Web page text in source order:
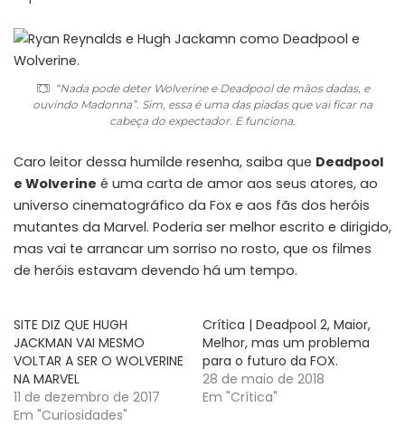
“Nada pode deter Wolverine e Deadpool de mãos dadas, e
ouvindo Madonna”. Sim, essa é uma das piadas que vai ficar na
cabeça do expectador. E funciona.
Caro leitor dessa humilde resenha, saiba que Deadpool
e Wolverine é uma carta de amor aos seus atores, ao
universo cinematográfico da Fox e aos fãs dos heróis
mutantes da Marvel. Poderia ser melhor escrito e dirigido,
mas vai te arrancar um sorriso no rosto, que os filmes
de heróis estavam devendo há um tempo.
SITE DIZ QUE HUGH
JACKMAN VAI MESMO
VOLTAR A SER O WOLVERINE
NA MARVEL
11 de dezembro de 2017
Em "Curiosidades"
Crítica | Deadpool 2, Maior,
Melhor, mas um problema
para o futuro da FOX.
28 de maio de 2018
Em "Crítica"